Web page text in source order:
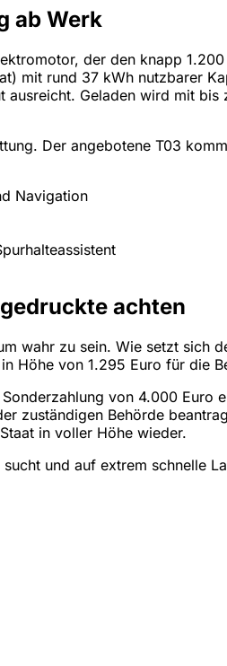
ab Werk
der den knapp
mit rund 37 kWh nutzbarer
Geladen wird mit
Der angebotene T03
Navigation
achten
wahr zu sein. Wie setzt sich
Höhe von 1.295 Euro für die
von 4.000
zuständigen Behörde
in voller Höhe wieder.
und auf extrem schnelle